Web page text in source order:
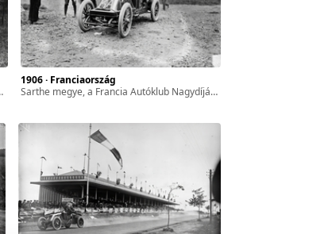
1906 · Franciaország
Sarthe megye, a Francia Autóklub Nagydíjának (Grand Prix de l'ACF) későbbi győztese Szisz Ferenc Renault AK típusú versenyautójával.